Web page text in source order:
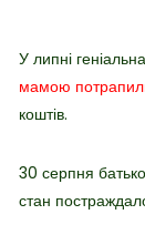
У липні
мамою
коштів.
30 серпня батько
стан